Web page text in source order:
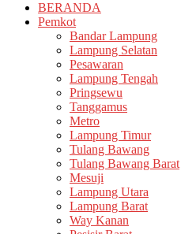
BERANDA
Pemkot
Bandar Lampung
Lampung Selatan
Pesawaran
Lampung Tengah
Pringsewu
Tanggamus
Metro
Lampung Timur
Tulang Bawang
Tulang Bawang Barat
Mesuji
Lampung Utara
Lampung Barat
Way Kanan